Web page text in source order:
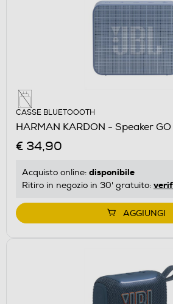
CASSE BLUETOOOTH
HARMAN KARDON - Speaker
€ 34,90
Acquisto online: disponibile
Ritiro in negozio in 30' gratuito:
AGGIUNGI